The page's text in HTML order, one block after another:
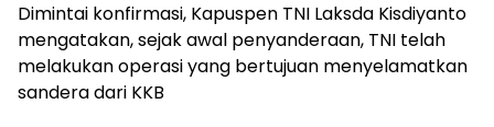
Dimintai konfirmasi, Kapuspen TNI Laksda Kisdiyanto
mengatakan, sejak awal penyanderaan, TNI telah
melakukan operasi yang bertujuan menyelamatkan
sandera dari KKB